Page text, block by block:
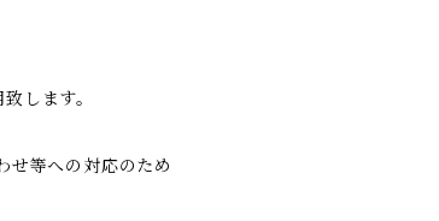
します。
せ等への対応のため